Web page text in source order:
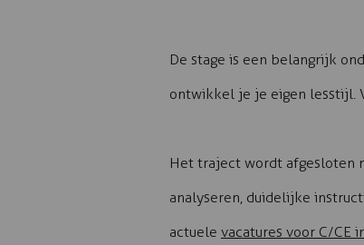
De stage is een belangrijk
ontwikkel je je eigen lesstijl.
Het traject wordt afgesloten
analyseren, duidelijke
actuele vacatures voor C/CE